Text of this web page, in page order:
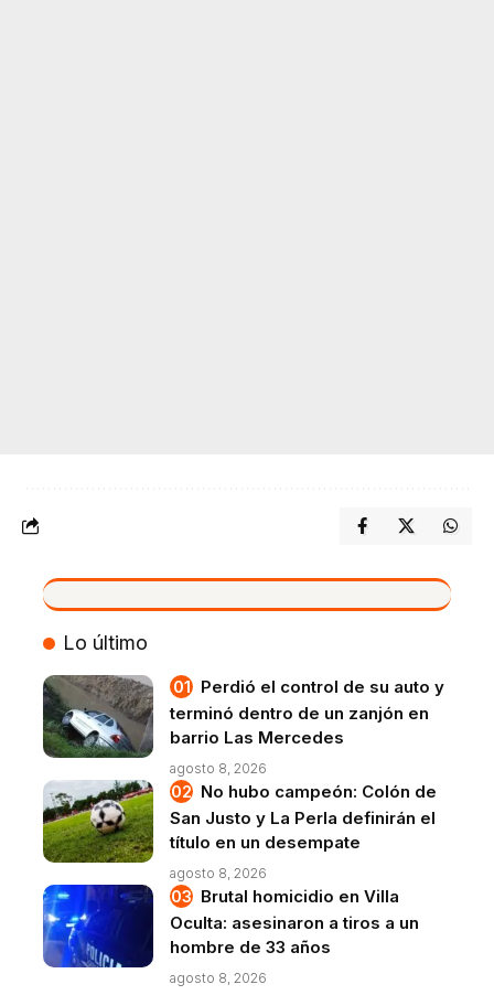
VIVO
Lo último
Perdió el control de su auto y
terminó dentro de un zanjón en
barrio Las Mercedes
agosto 8, 2026
No hubo campeón: Colón de
San Justo y La Perla definirán el
título en un desempate
agosto 8, 2026
Brutal homicidio en Villa
Oculta: asesinaron a tiros a un
hombre de 33 años
agosto 8, 2026